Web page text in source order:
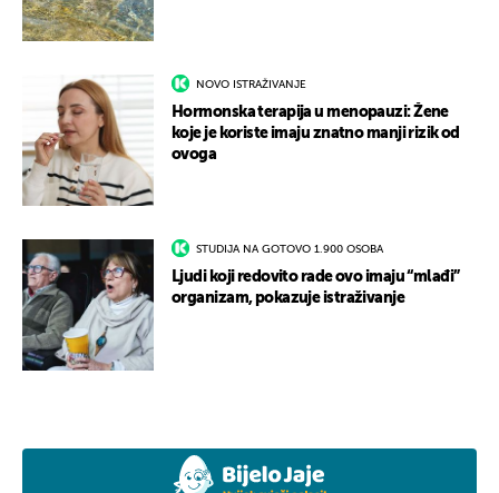
NOVO ISTRAŽIVANJE
Hormonska terapija u menopauzi: Žene
koje je koriste imaju znatno manji rizik od
ovoga
STUDIJA NA GOTOVO 1.900 OSOBA
Ljudi koji redovito rade ovo imaju “mlađi”
organizam, pokazuje istraživanje